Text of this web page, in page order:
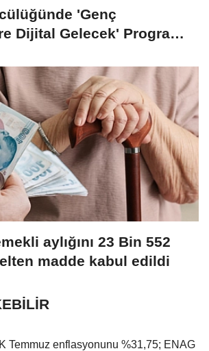
'Genç
Dijital Gelecek' Programı
aylığını 23 Bin 552
madde kabul edildi
Temmuz enflasyonunu %31,75; ENAG